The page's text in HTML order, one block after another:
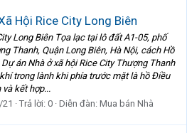
Hội Rice City Long Biên
Long Biên Tọa lạc tại lô đất A1-05, phố
Thanh, Quận Long Biên, Hà Nội, cách Hồ
án Nhà ở xã hội Rice City Thượng Thanh
trong lành khi phía trước mặt là hồ Điều
và kết hợp...
Trả lời: 0 Diễn đàn: Mua bán Nhà